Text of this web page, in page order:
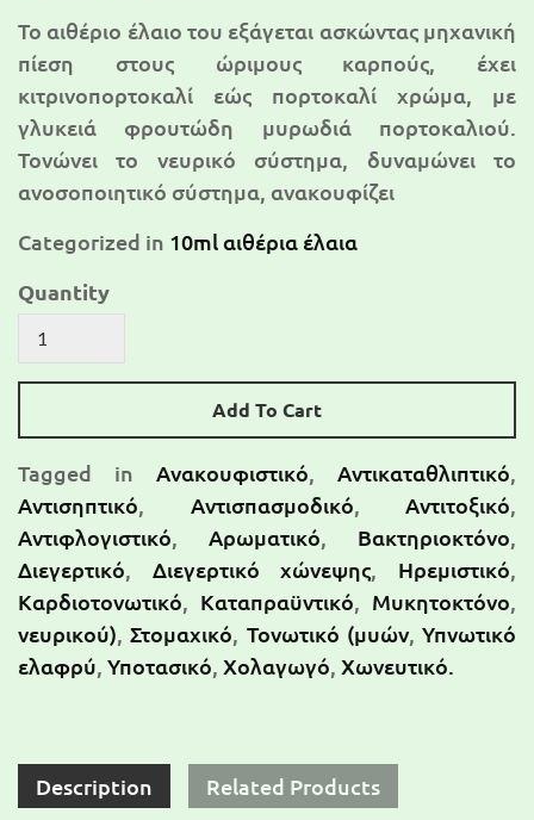
Το αιθέριο έλαιο του εξάγεται ασκώντας μηχανική
πίεση στους ώριμους καρπούς, έχει
κιτρινοπορτοκαλί εώς πορτοκαλί χρώμα, με
γλυκειά φρουτώδη μυρωδιά πορτοκαλιού.
Τονώνει το νευρικό σύστημα, δυναμώνει το
ανοσοποιητικό σύστημα, ανακουφίζει
Categorized in 10ml αιθέρια έλαια
Quantity
Add To Cart
Tagged in Ανακουφιστικό, Αντικαταθλιπτικό,
Αντισηπτικό, Αντισπασμοδικό, Αντιτοξικό,
Αντιφλογιστικό, Αρωματικό, Βακτηριοκτόνο,
Διεγερτικό, Διεγερτικό χώνεψης, Ηρεμιστικό,
Καρδιοτονωτικό, Καταπραϋντικό, Μυκητοκτόνο,
νευρικού),Στομαχικό, Τονωτικό (μυών, Υπνωτικό
ελαφρύ, Υποτασικό, Χολαγωγό, Χωνευτικό.
Description
Related Products